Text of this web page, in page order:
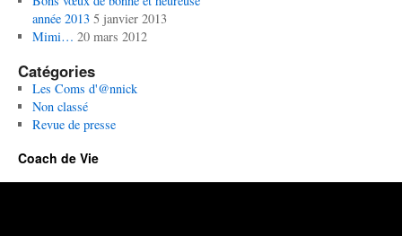
année 2013 5 janvier 2013
Mimi… 20 mars 2012
Catégories
Les Coms d'@nnick
Non classé
Revue de presse
Coach de Vie